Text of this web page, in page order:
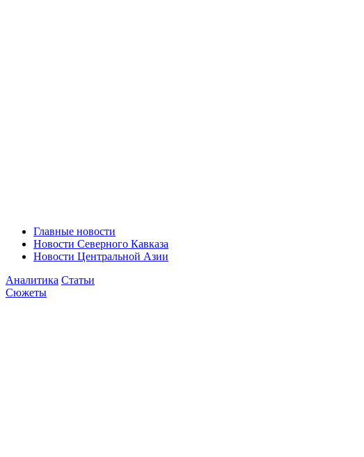
Главные новости
Новости Северного Кавказа
Новости Центральной Азии
Аналитика Статьи
Сюжеты